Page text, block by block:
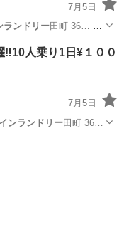
7月5日
ランドリー田町 36… タ
ンタカー
人乗り1日¥１００
7月5日
ンランドリー田町 36…